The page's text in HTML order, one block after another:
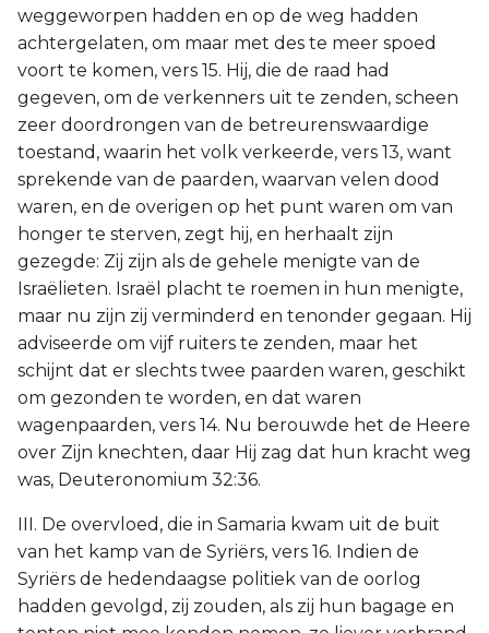
weggeworpen hadden en op de weg hadden
achtergelaten, om maar met des te meer spoed
voort te komen, vers 15. Hij, die de raad had
gegeven, om de verkenners uit te zenden, scheen
zeer doordrongen van de betreurenswaardige
toestand, waarin het volk verkeerde, vers 13, want
sprekende van de paarden, waarvan velen dood
waren, en de overigen op het punt waren om van
honger te sterven, zegt hij, en herhaalt zijn
gezegde: Zij zijn als de gehele menigte van de
Israëlieten. Israël placht te roemen in hun menigte,
maar nu zijn zij verminderd en tenonder gegaan. Hij
adviseerde om vijf ruiters te zenden, maar het
schijnt dat er slechts twee paarden waren, geschikt
om gezonden te worden, en dat waren
wagenpaarden, vers 14. Nu berouwde het de Heere
over Zijn knechten, daar Hij zag dat hun kracht weg
was, Deuteronomium 32:36.
III. De overvloed, die in Samaria kwam uit de buit
van het kamp van de Syriërs, vers 16. Indien de
Syriërs de hedendaagse politiek van de oorlog
hadden gevolgd, zij zouden, als zij hun bagage en